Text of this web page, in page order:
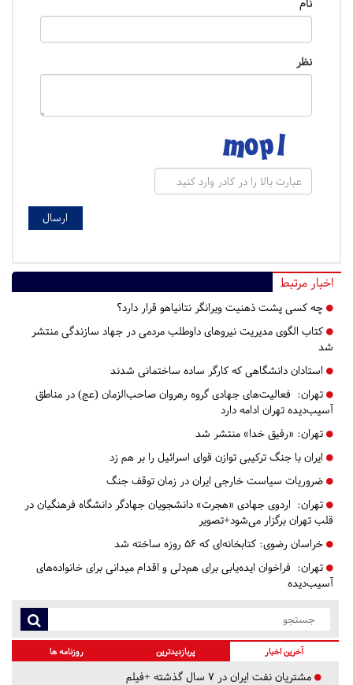
نام
نظر
اخبار مرتبط
چه کسی پشت ذهنیت ویرانگر نتانیاهو قرار دارد؟
کتاب الگوی مدیریت نیروهای داوطلب مردمی در جهاد سازندگی منتشر
شد
استادان دانشگاهی که کارگر ساده ساختمانی شدند
تهران: فعالیت‌های جهادی گروه رهروان صاحب‌الزمان (عج) در مناطق
آسیب‌دیده تهران ادامه دارد
تهران: «رفیق خدا» منتشر شد
ایران با جنگ ترکیبی توازن قوای اسرائیل را بر هم زد
ضروریات سیاست خارجی ایران در زمان توقف جنگ
تهران: اردوی جهادی «هجرت» دانشجویان جهادگر دانشگاه فرهنگیان در
قلب تهران برگزار می‌شود+تصویر
خراسان رضوی: کتابخانه‌ای که ۵۶ روزه ساخته شد
تهران: فراخوان ایده‌یابی برای هم‌دلی و اقدام میدانی برای خانواده‌های
آسیب‌دیده
آخرین اخبار پربازدیدترین روزنامه ها
مشتریان نفت ایران در ۷ سال گذشته +فیلم